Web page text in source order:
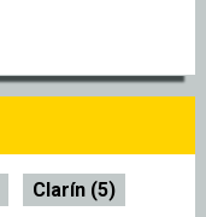
Clarín (5)